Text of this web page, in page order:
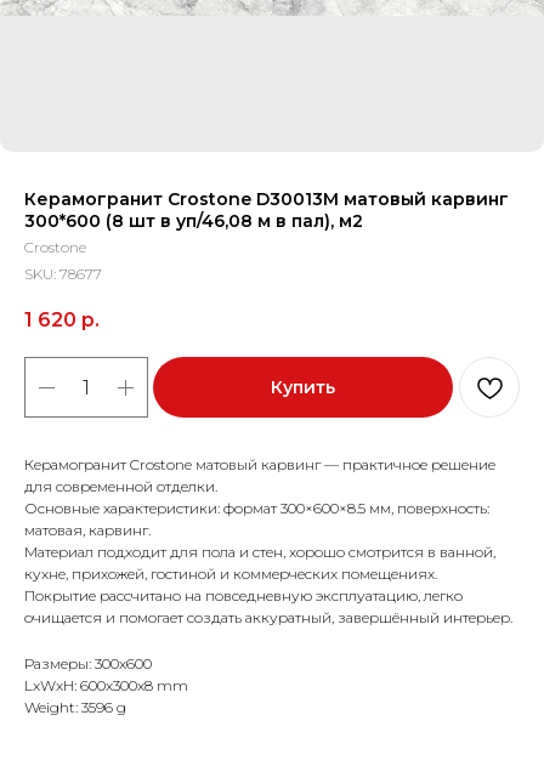
Керамогранит Crostone D30013M матовый карвинг
300*600 (8 шт в уп/46,08 м в пал), м2
Crostone
SKU: 78677
1 620 р.
Купить
Керамогранит Crostone матовый карвинг — практичное решение
для современной отделки.
Основные характеристики: формат 300×600×8.5 мм, поверхность:
матовая, карвинг.
Материал подходит для пола и стен, хорошо смотрится в ванной,
кухне, прихожей, гостиной и коммерческих помещениях.
Покрытие рассчитано на повседневную эксплуатацию, легко
очищается и помогает создать аккуратный, завершённый интерьер.
Размеры: 300x600
LxWxH: 600x300x8 mm
Weight: 3596 g